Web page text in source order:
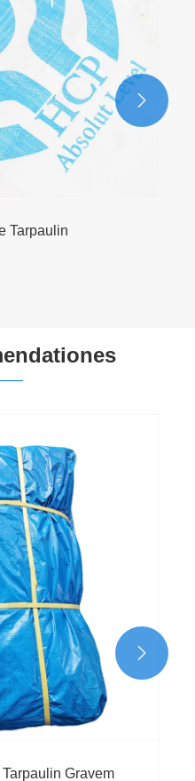

qualis PE Tarpaulin
